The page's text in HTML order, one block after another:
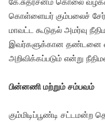
கே.சுதர்சனம் கொலை
கொள்ளையர் கும்பலைச்
மாவட்ட கூடுதல் அமர்வு
இவர்களுக்கான தண்டனை
அறிவிக்கப்படும் என்று
பின்னணி மற்றும் சம்பவம்
கும்மிடிப்பூண்டி சட்டமன்ற